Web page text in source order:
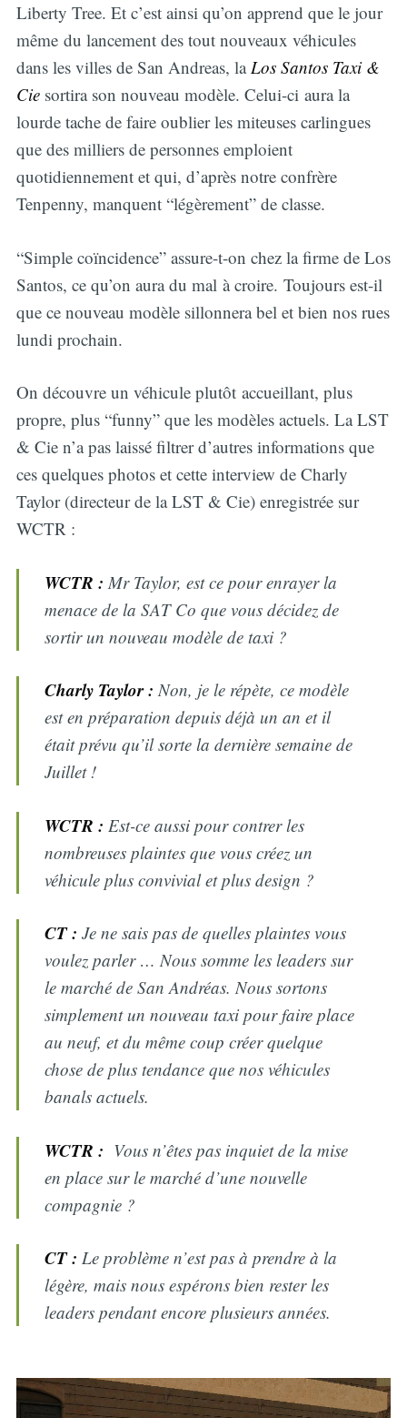
Liberty Tree. Et c’est ainsi qu’on apprend que le jour
même du lancement des tout nouveaux véhicules
dans les villes de San Andreas, laLos Santos Taxi &
Ciesortira son nouveau modèle. Celui-ci aura la
lourde tache de faire oublier les miteuses carlingues
que des milliers de personnes emploient
quotidiennement et qui, d’après notre confrère
Tenpenny, manquent “légèrement” de classe.
“Simple coïncidence” assure-t-on chez la firme de Los
Santos, ce qu’on aura du mal à croire. Toujours est-il
que ce nouveau modèle sillonnera bel et bien nos rues
lundi prochain.
On découvre un véhicule plutôt accueillant, plus
propre, plus “funny” que les modèles actuels. La LST
& Cie n’a pas laissé filtrer d’autres informations que
ces quelques photos et cette interview de Charly
Taylor (directeur de la LST & Cie) enregistrée sur
WCTR :
WCTR : Mr Taylor, est ce pour enrayer la
menace de la SAT Co que vous décidez de
sortir un nouveau modèle de taxi ?
Charly Taylor : Non, je le répète, ce modèle
est en préparation depuis déjà un an et il
était prévu qu’il sorte la dernière semaine de
Juillet !
WCTR : Est-ce aussi pour contrer les
nombreuses plaintes que vous créez un
véhicule plus convivial et plus design ?
CT : Je ne sais pas de quelles plaintes vous
voulez parler … Nous somme les leaders sur
le marché de San Andréas. Nous sortons
simplement un nouveau taxi pour faire place
au neuf, et du même coup créer quelque
chose de plus tendance que nos véhicules
banals actuels.
WCTR : Vous n’êtes pas inquiet de la mise
en place sur le marché d’une nouvelle
compagnie ?
CT : Le problème n’est pas à prendre à la
légère, mais nous espérons bien rester les
leaders pendant encore plusieurs années.